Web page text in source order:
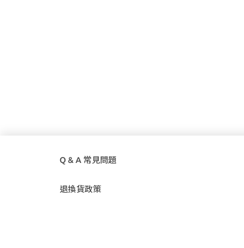
Q & A 常見問題
退換貨政策